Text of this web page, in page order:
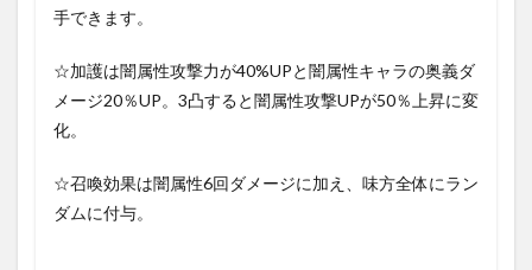
手できます。
☆加護は闇属性攻撃力が40%UPと闇属性キャラの奥義ダ
メージ20％UP。 3凸すると闇属性攻撃UPが50％上昇に変
化。
☆召喚効果は闇属性6回ダメージに加え、味方全体にラン
ダムに付与。